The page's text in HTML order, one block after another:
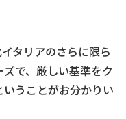
タリアのさらに限ら
で、厳しい基準をク
うことがお分かりい